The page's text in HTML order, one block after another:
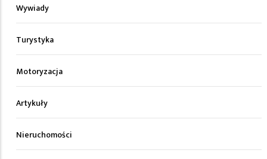
Wywiady
Turystyka
Motoryzacja
Artykuły
Nieruchomości